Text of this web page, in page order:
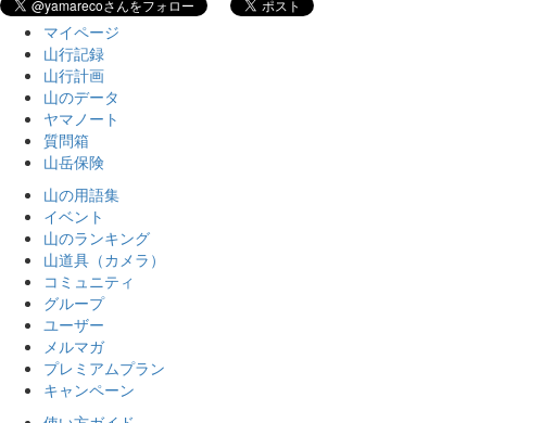
マイページ
山行記録
山行計画
山のデータ
ヤマノート
質問箱
山岳保険
山の用語集
イベント
山のランキング
山道具（カメラ）
コミュニティ
グループ
ユーザー
メルマガ
プレミアムプラン
キャンペーン